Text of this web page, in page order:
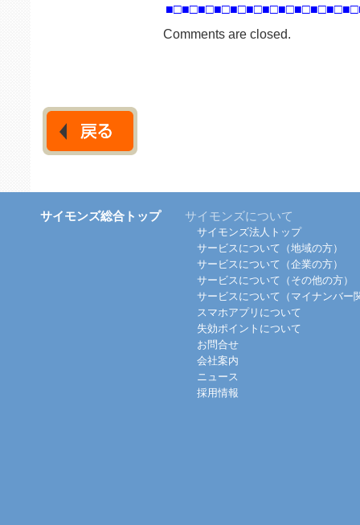
Comments are closed.
サイモンズ総合トップ サイモンズについて
サイモンズ法人トップ
サービスについて（地域の方）
サービスについて（企業の方）
サービスについて（その他の方）
サービスについて（マイナンバー
スマホアプリについて
失効ポイントについて
お問合せ
会社案内
ニュース
採用情報